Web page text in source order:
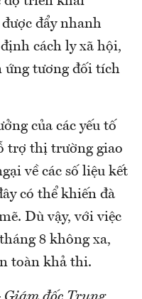
đẩy nhanh
cách ly xã hội,
ứng tương đối tích
của các yếu tố
trợ thị trường giao
về các số liệu kết
có thể khiến đà
Dù vậy, với việc
8 không xa,
toàn khả thi.